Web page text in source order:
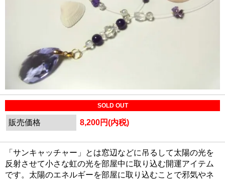
SOLD OUT
販売価格 8,200円(内税)
「サンキャッチャー」とは窓辺などに吊るして太陽の光を
反射させて小さな虹の光を部屋中に取り込む開運アイテム
です。太陽のエネルギーを部屋に取り込むことで邪気やネ